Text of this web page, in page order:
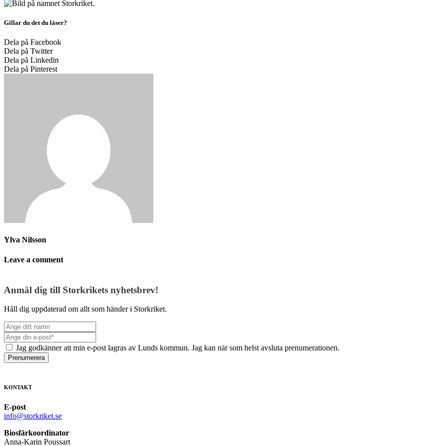
Gillar du det du läser?
Dela på Facebook
Dela på Twitter
Dela på Linkedin
Dela på Pinterest
Ylva Nilsson
Leave a comment
Anmäl dig till Storkrikets nyhetsbrev!
Håll dig uppdaterad om allt som händer i Storkriket.
Jag godkänner att min e-post lagras av Lunds kommun. Jag kan när som helst avsluta prenumerationen.
Prenumerera
KONTAKT
E-post
info@storkriket.se
Biosfärkoordinator
Anna-Karin Poussart